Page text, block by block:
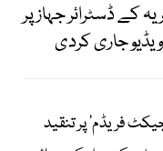
کے ڈسٹرائر جہاز پر
جاری کردی
فریڈم‘ پر تنقید